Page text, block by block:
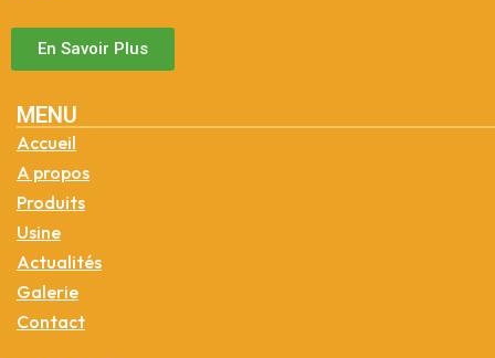
En Savoir Plus
MENU
Accueil
A propos
Produits
Usine
Actualités
Galerie
Contact